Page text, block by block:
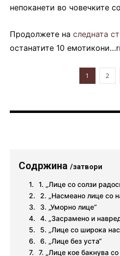
непоканети во човечките
Продолжете на следната
останатите 10
1 2
Содржина /затвори
1. „Лице со солзи
2. „Насмеано лице со
3. „Уморно лице“
4. „Засрамено и
5. „Лице со широка
6. „Лице без уста“
7. „Лице кое бакнува со